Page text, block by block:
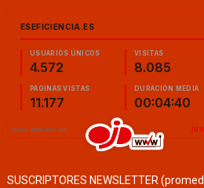
SUSCRIPTORES NEWSLETTER